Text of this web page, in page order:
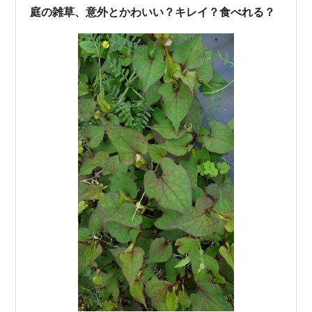
ッパトウヒの鉢には、これでもかというくらいゼニゴケ
庭の雑草、意外とかわいい？キレイ？食べれる？